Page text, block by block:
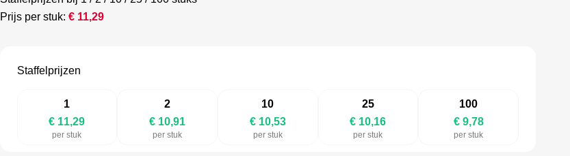
Prijs per stuk: € 11,29
Staffelprijzen
1
€ 11,29
per stuk
2
€ 10,91
per stuk
10
€ 10,53
per stuk
25
€ 10,16
per stuk
100
€ 9,78
per stuk